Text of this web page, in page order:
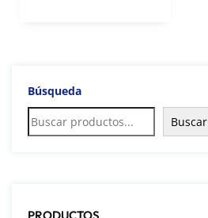
Búsqueda
Buscar